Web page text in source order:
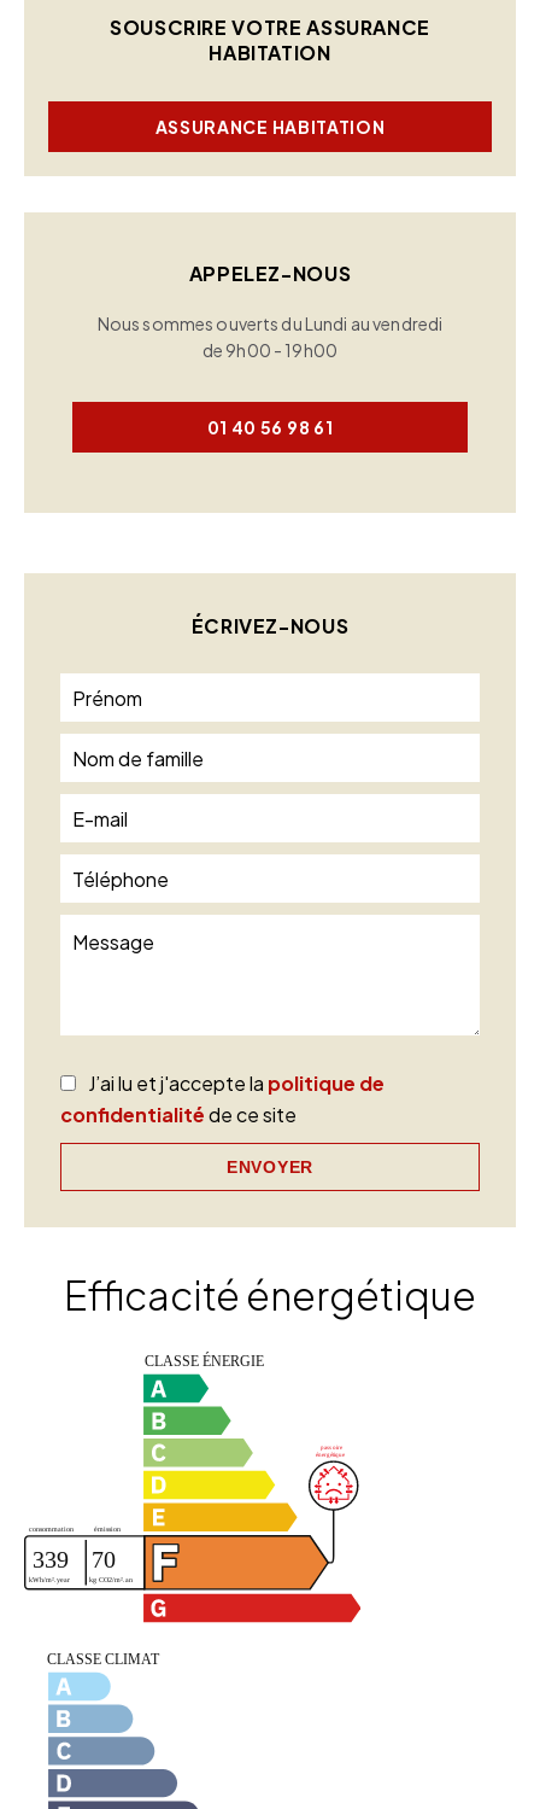
SOUSCRIRE VOTRE ASSURANCE
HABITATION
ASSURANCE HABITATION
APPELEZ-NOUS
Nous sommes ouverts du Lundi au vendredi
de 9h00 - 19h00
01 40 56 98 61
ÉCRIVEZ-NOUS
J’ai lu et j'accepte la politique de
confidentialitéde ce site
ENVOYER
Efficacité énergétique